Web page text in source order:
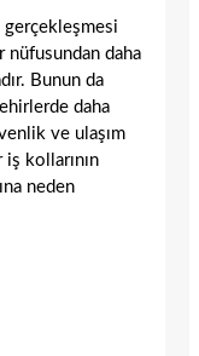
nüfusundan daha
Bunun da
daha
ve ulaşım
kollarının
neden